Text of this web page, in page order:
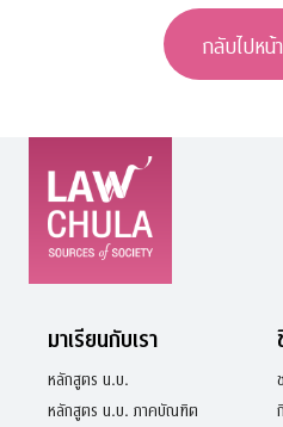
กลับไปหน้
มาเรียนกับเรา
หลักสูตร น.บ.
หลักสูตร น.บ. ภาคบัณฑิต